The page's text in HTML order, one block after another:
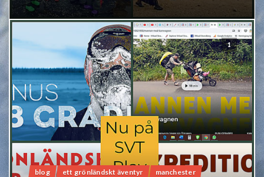
1
blog ett grönländskt äventyr
manchester